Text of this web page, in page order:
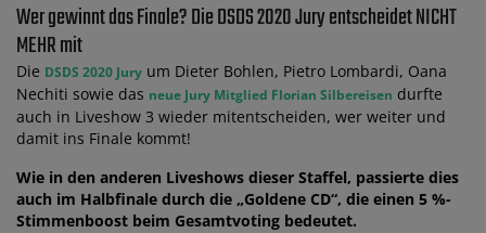
Wer gewinnt das Finale? Die DSDS 2020 Jury entscheidet NICHT
MEHR mit
Die DSDS 2020 Jury um Dieter Bohlen, Pietro Lombardi, Oana
Nechiti sowie das neue Jury Mitglied Florian Silbereisen durfte
auch in Liveshow 3 wieder mitentscheiden, wer weiter und
damit ins Finale kommt!
Wie in den anderen Liveshows dieser Staffel, passierte dies
auch im Halbfinale durch die „Goldene CD“, die einen 5 %-
Stimmenboost beim Gesamtvoting bedeutet.